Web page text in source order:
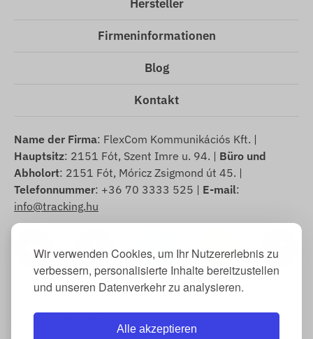
Wir verwenden Cookies, um Ihr Nutzererlebnis zu
verbessern, personalisierte Inhalte bereitzustellen
und unseren Datenverkehr zu analysieren.
Alle akzeptieren
Hersteller
Firmeninformationen
Blog
Kontakt
Name der Firma: FlexCom Kommunikációs Kft. |
Hauptsitz: 2151 Fót, Szent Imre u. 94. | Büro und
Abholort: 2151 Fót, Móricz Zsigmond út 45. |
Telefonnummer: +36 70 3333 525 | E-mail:
info@tracking.hu